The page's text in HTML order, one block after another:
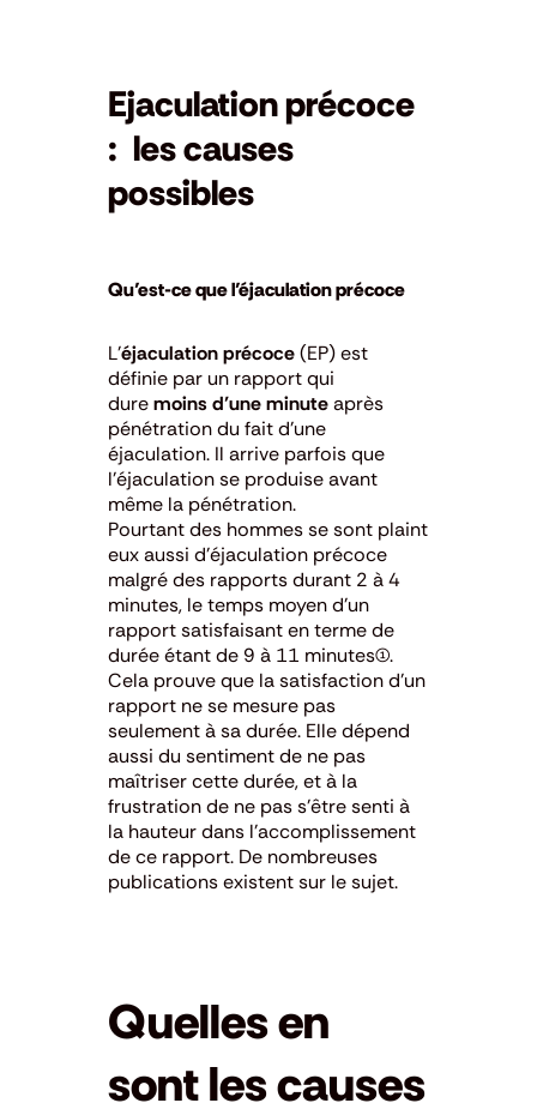
Ejaculation précoce
: les causes
possibles
Qu’est-ce que l’éjaculation précoce
L’éjaculation précoce(EP) est
définie par un rapport qui
duremoins d’une minuteaprès
pénétration du fait d’une
éjaculation. Il arrive parfois que
l’éjaculation se produise avant
même la pénétration.
Pourtant des hommes se sont plaint
eux aussi d’éjaculation précoce
malgré des rapports durant 2 à 4
minutes, le temps moyen d’un
rapport satisfaisant en terme de
durée étant de 9 à 11 minutes(1).
Cela prouve que la satisfaction d’un
rapport ne se mesure pas
seulement à sa durée. Elle dépend
aussi du sentiment de ne pas
maîtriser cette durée, et à la
frustration de ne pas s’être senti à
la hauteur dans l’accomplissement
de ce rapport. De nombreuses
publications existent sur le sujet.
Quelles en
sont les causes